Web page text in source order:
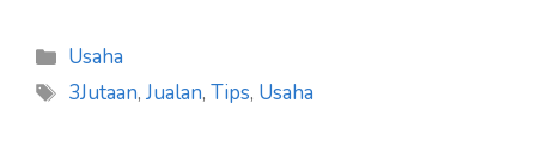
Kategori
Usaha
Tag
3Jutaan,Jualan,Tips, Usaha